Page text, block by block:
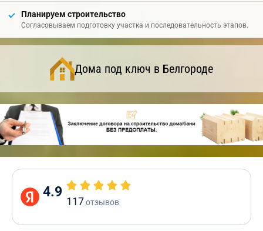
Планируем строительство
Согласовываем подготовку участка и последовательность этапов.
Дома под ключ в Белгороде
4.9
117отзывов